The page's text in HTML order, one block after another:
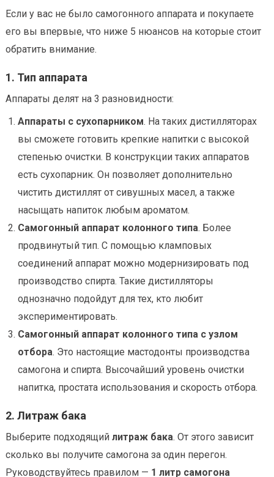
Если у вас не было самогонного аппарата и покупаете
его вы впервые, что ниже 5 нюансов на которые стоит
обратить внимание.
1. Тип аппарата
Аппараты делят на 3 разновидности:
Аппараты с сухопарником. На таких дистилляторах
вы сможете готовить крепкие напитки с высокой
степенью очистки. В конструкции таких аппаратов
есть сухопарник. Он позволяет дополнительно
чистить дистиллят от сивушных масел, а также
насыщать напиток любым ароматом.
Самогонный аппарат колонного типа. Более
продвинутый тип. С помощью кламповых
соединений аппарат можно модернизировать под
производство спирта. Такие дистилляторы
однозначно подойдут для тех, кто любит
экспериментировать.
Самогонный аппарат колонного типа с узлом
отбора. Это настоящие мастодонты производства
самогона и спирта. Высочайший уровень очистки
напитка, простата использования и скорость отбора.
2. Литраж бака
Выберите подходящий литраж бака. От этого зависит
сколько вы получите самогона за один перегон.
Руководствуйтесь правилом — 1 литр самогона